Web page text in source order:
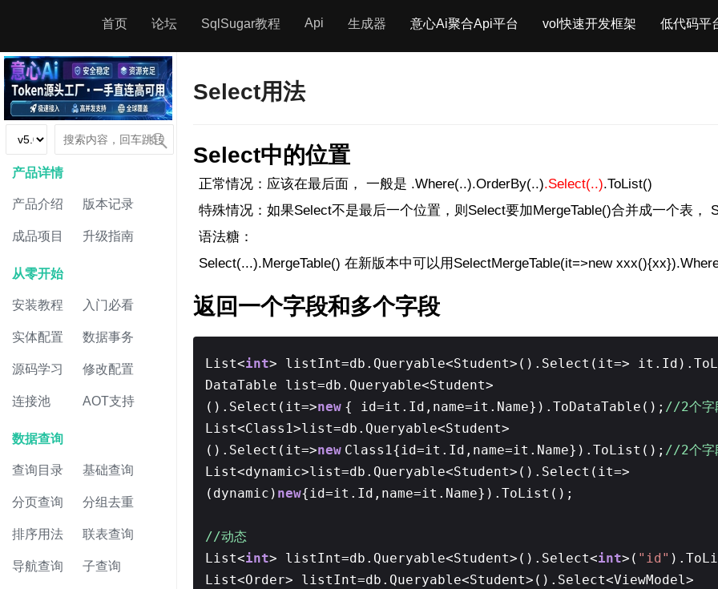
首页 论坛 SqlSugar教程 Api 生成器 意心Ai聚合Api平台 vol快速开发框架 低代码平
产品详情
产品介绍 版本记录
成品项目 升级指南
从零开始
安装教程 入门必看
实体配置 数据事务
源码学习 修改配置
连接池 AOT支持
数据查询
查询目录 基础查询
分页查询 分组去重
排序用法 联表查询
导航查询 子查询
Select用法
Select中的位置
正常情况：应该在最后面， 一般是 .Where(..).OrderBy(..).Select(..).ToList()
特殊情况：如果Select不是最后一个位置，则Select要加MergeTable()合并成一个表，
语法糖：
Select(...).MergeTable() 在新版本中可以用SelectMergeTable(it=>new
返回一个字段和多个字段
List<int> listInt=db.Queryable<Student>().Select(it=>
DataTable list=db.Queryable<Student>
().Select(it=>new { id=it.Id,name=it.Name}).ToDataTable(); //2个字
List<Class1>list=db.Queryable<Student>
().Select(it=>new Class1{id=it.Id,name=it.Name}).ToList(); //2个字
List<dynamic>list=db.Queryable<Student>().Select(it=>
(dynamic) new{id=it.Id,name=it.Name}).ToList();
//动态
List<int> listInt=db.Queryable<Student>().Select<int>( "id"
List<Order> listInt=db.Queryable<Student>().Select<ViewModel>